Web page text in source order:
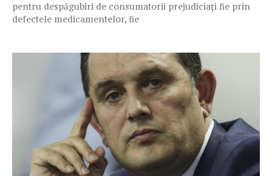
pentru despăgubiri de consumatorii prejudiciați fie prin
defectele medicamentelor, fie